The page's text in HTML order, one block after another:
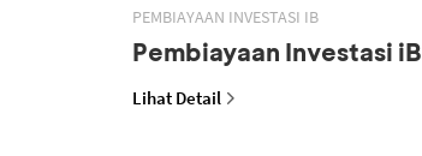
PEMBIAYAAN INVESTASI IB
Pembiayaan Investasi iB
Lihat Detail